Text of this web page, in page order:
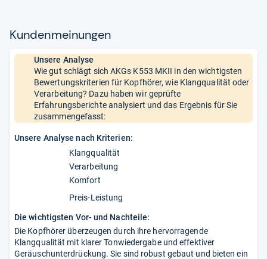
Kun­den­mei­nun­gen
Unsere Analyse
Wie gut schlägt sich AKGs K553 MKII in den wichtigsten
Bewertungskriterien für Kopfhörer, wie Klangqualität oder
Verarbeitung? Dazu haben wir geprüfte
Erfahrungsberichte analysiert und das Ergebnis für Sie
zusammengefasst:
Unsere Analyse nach Kriterien:
Klangqualität
Verarbeitung
Komfort
Preis-Leistung
Die wichtigsten Vor- und Nachteile:
Die Kopfhörer überzeugen durch ihre hervorragende
Klangqualität mit klarer Tonwiedergabe und effektiver
Geräuschunterdrückung. Sie sind robust gebaut und bieten ein